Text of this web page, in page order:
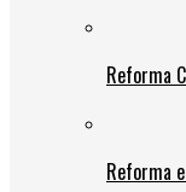
Reforma
Reforma